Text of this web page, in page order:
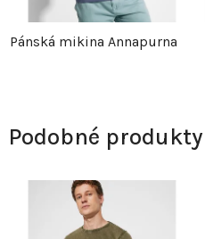
Pánská mikina Annapurna
Podobné produkty